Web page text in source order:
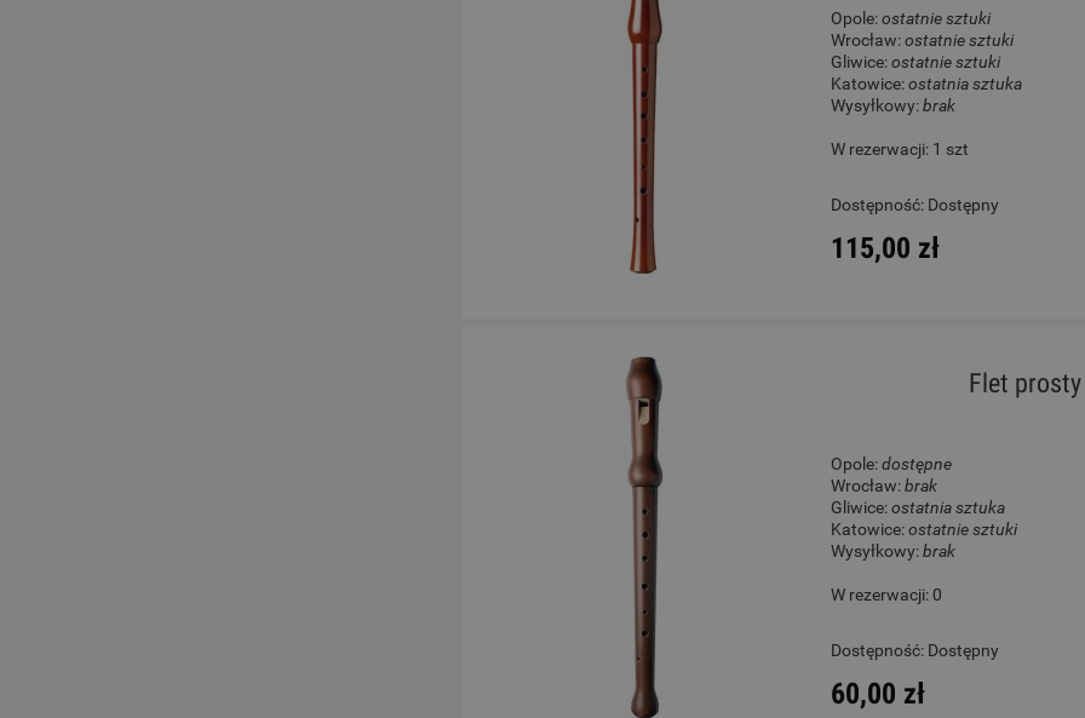
Opole:ostatnie sztuki
Wrocław:ostatnie sztuki
Gliwice:ostatnie sztuki
Katowice:ostatnia sztuka
Wysyłkowy:brak
W rezerwacji: 1 szt
Dostępność: Dostępny
115,00 zł
Flet
Opole:dostępne
Wrocław:brak
Gliwice:ostatnia sztuka
Katowice:ostatnie sztuki
Wysyłkowy:brak
W rezerwacji: 0
Dostępność: Dostępny
60,00 zł